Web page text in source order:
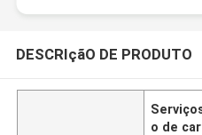
DESCRIçãO DE PRODUTO
o de